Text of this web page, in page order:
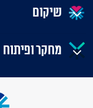
שיקום
מחקר ופיתוח